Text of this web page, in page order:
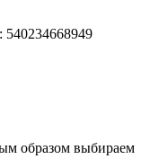
образом выбираем